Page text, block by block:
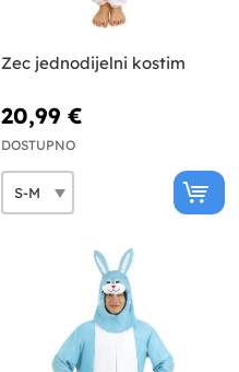
Zec jednodijelni kostim
20,99 €
DOSTUPNO